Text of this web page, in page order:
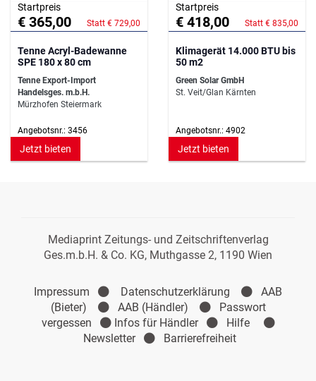
Startpreis
€ 365,00 Statt € 729,00
Tenne Acryl-Badewanne
SPE 180 x 80 cm
Tenne Export-Import
Handelsges. m.b.H.
Mürzhofen Steiermark
Angebotsnr.: 3456
Jetzt bieten
Startpreis
€ 418,00 Statt € 835,00
Klimagerät 14.000 BTU bis
50 m2
Green Solar GmbH
St. Veit/Glan Kärnten
Angebotsnr.: 4902
Jetzt bieten
Mediaprint Zeitungs- und Zeitschriftenverlag
Ges.m.b.H. & Co. KG, Muthgasse 2, 1190 Wien
Impressum Datenschutzerklärung
AAB
(Bieter)
AAB (Händler)
Passwort
vergessen
Infos für Händler
Hilfe
Newsletter
Barrierefreiheit